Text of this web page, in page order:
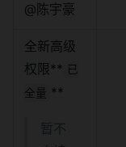
@陈宇豪
全新高级
权限** 已
全量 **